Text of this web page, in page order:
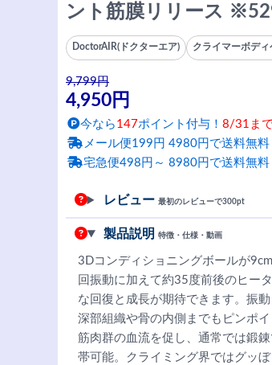
ント筋膜リリース
DoctorAIR(ドクターエア) クライマーボデ
9,799円
4,950円
今なら 147ポイント付与！ 8/31ま
メール便199円 4980円で送料無料
宅急便498円～ 8980円で送料無料
レビュー 最初のレビューで300pt
製品説明 特徴・仕様・動画
3Dコンディショニングボールが
回振動に加えて約35度前後のヒー
な回復と成長が期待できます。振
深部組織や骨の内側までもピンポ
筋肉群の血流を促し、通常では鍛
帯可能。クライミング界ではグッぼ